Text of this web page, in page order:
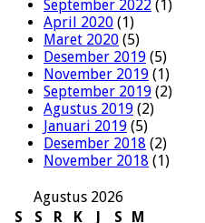
September 2022 (1)
April 2020 (1)
Maret 2020 (5)
Desember 2019 (5)
November 2019 (1)
September 2019 (2)
Agustus 2019 (2)
Januari 2019 (5)
Desember 2018 (2)
November 2018 (1)
Agustus 2026
S
S R K J S M